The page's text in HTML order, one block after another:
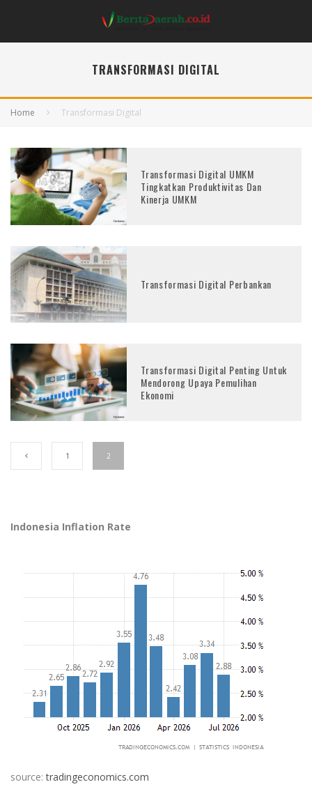
TRANSFORMASI DIGITAL
Home Transformasi Digital
Transformasi Digital UMKM
Tingkatkan Produktivitas Dan
Kinerja UMKM
Transformasi Digital Perbankan
Transformasi Digital Penting Untuk
Mendorong Upaya Pemulihan
Ekonomi
1 2
Indonesia Inflation Rate
source:tradingeconomics.com